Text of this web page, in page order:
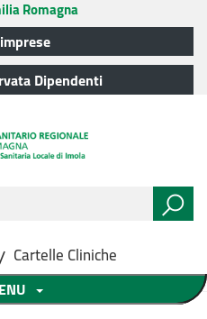
Romagna
Dipendenti
Cartelle Cliniche